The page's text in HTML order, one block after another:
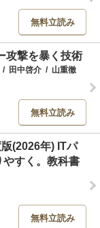
無料立読み
攻撃を暴く技術
/ 田中啓介 / 山重徹
無料立読み
(2026年) ITパ
やすく。教科書
無料立読み